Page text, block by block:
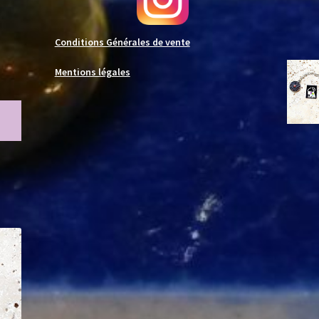
Conditions Générales de vente
Mentions légales